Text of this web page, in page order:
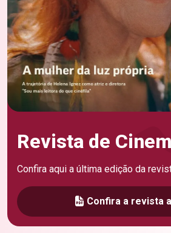
Revista de
Confira aqui a última edição da
Confira a revista